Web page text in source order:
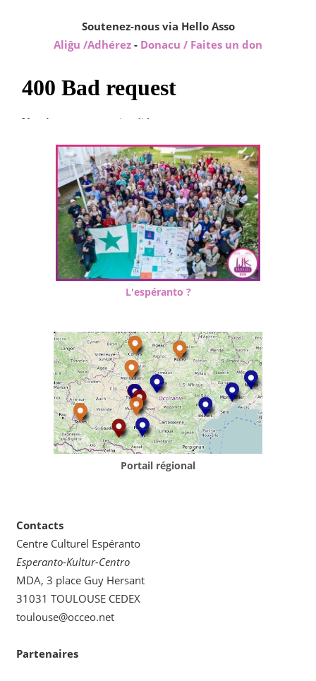
Soutenez-nous via Hello Asso
Aliĝu /Adhérez - Donacu / Faites un don
L'espéranto ?
Portail régional
Contacts
Centre Culturel Espéranto
Esperanto-Kultur-Centro
MDA, 3 place Guy Hersant
31031 TOULOUSE CEDEX
toulouse@occeo.net
Partenaires